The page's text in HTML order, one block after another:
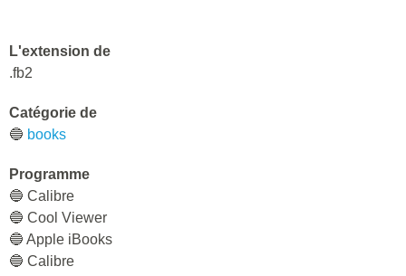
L'extension de
.fb2
Catégorie de
🔵 books
Programme
🔵 Calibre
🔵 Cool Viewer
🔵 Apple iBooks
🔵 Calibre